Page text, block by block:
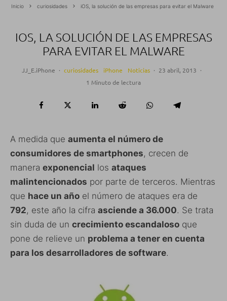
Inicio curiosidades iOS, la solución de las empresas para evitar el Malware
IOS, LA SOLUCIÓN DE LAS EMPRESAS
PARA EVITAR EL MALWARE
JJ_E.iPhone · curiosidades iPhone Noticias · 23 abril, 2013 ·
1 Minuto de lectura
A medida que aumenta el número de
consumidores de smartphones, crecen de
manera exponencial los ataques
malintencionados por parte de terceros. Mientras
que hace un año el número de ataques era de
792, este año la cifra asciende a 36.000. Se trata
sin duda de un crecimiento escandaloso que
pone de relieve un problema a tener en cuenta
para los desarrolladores de software.